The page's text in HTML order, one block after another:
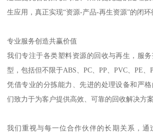
生应用，真正实现“资源-产品-再生资源”的闭环
专业服务创造共赢价值
我们专注于各类塑料资源的回收与再生，服
型，包括但不限于ABS、PC、PP、PVC、PE、
凭借专业的分拣能力、先进的处理设备和严
们致力于为客户提供高效、可靠的回收解决方案
我们重视与每一位合作伙伴的长期关系，通